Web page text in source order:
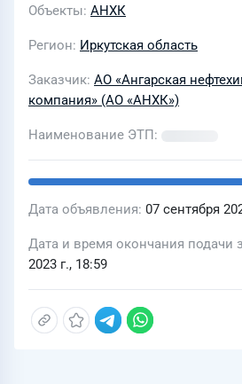
Объекты АНХК
Регион Иркутская область
Заказчик АО «Ангарская
компания» (АО «АНХК»)
Наименование ЭТП
Дата объявления 07 сентября
Дата и время окончания подачи
2023 г., 18:59